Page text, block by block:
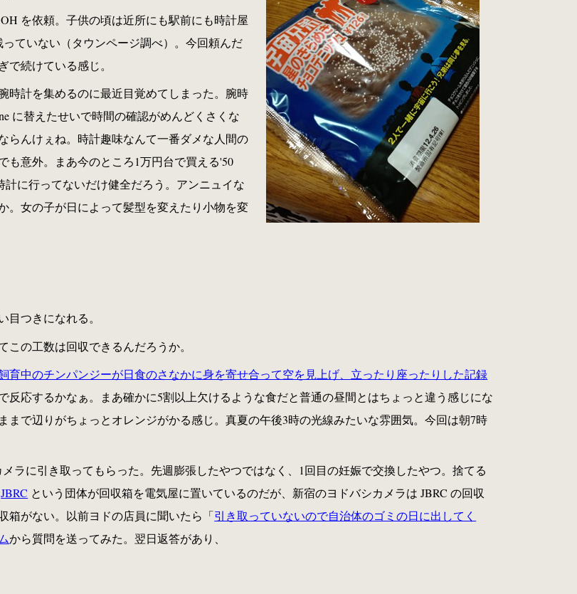
を依頼。子供の頃は近所にも駅前にも時計屋
ていない（タウンページ調べ）。今回頼んだ
続けている感じ。
時計を集めるのに最近目覚めてしまった。腕時
に替えたせいで時間の確認がめんどくさくな
らんけぇね。時計趣味なんて一番ダメな人間の
も意外。まあ今のところ1万円台で買える'50
に行ってないだけ健全だろう。アンニュイな
。女の子が日によって髪型を変えたり小物を変
つきになれる。
の工数は回収できるんだろうか。
中のチンパンジーが日食のさなかに身を寄せ合って空を見上げ、立ったり座ったりした記録
反応するかなぁ。まあ確かに5割以上欠けるような食だと普通の昼間とはちょっと違う感じにな
で辺りがちょっとオレンジがかる感じ。真夏の午後3時の光線みたいな雰囲気。今回は朝7時
ラに引き取ってもらった。先週膨張したやつではなく、1回目の妊娠で交換したやつ。捨てる
JBRC という団体が回収箱を電気屋に置いているのだが、新宿のヨドバシカメラは JBRC の回収
箱がない。以前ヨドの店員に聞いたら「引き取っていないので自治体のゴミの日に出してく
から質問を送ってみた。翌日返答があり、